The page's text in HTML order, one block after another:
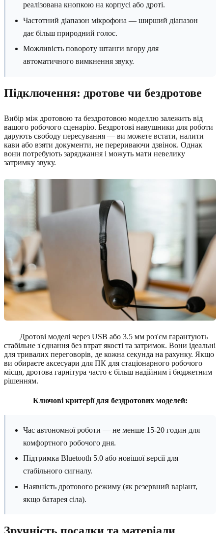
реалізована кнопкою на корпусі або дроті.
Частотний діапазон мікрофона — ширший діапазон
дає більш природний голос.
Можливість повороту штанги вгору для
автоматичного вимкнення звуку.
Підключення: дротове чи бездротове
Вибір між дротовою та бездротовою моделлю залежить від
вашого робочого сценарію. Бездротові навушники для роботи
дарують свободу пересування — ви можете встати, налити
кави або взяти документи, не перериваючи дзвінок. Однак
вони потребують заряджання і можуть мати невелику
затримку звуку.
Дротові моделі через USB або 3.5 мм роз'єм гарантують
стабільне з'єднання без втрат якості та затримок. Вони ідеальні
для тривалих переговорів, де кожна секунда на рахунку. Якщо
ви обираєте аксесуари для ПК для стаціонарного робочого
місця, дротова гарнітура часто є більш надійним і бюджетним
рішенням.
Ключові критерії для бездротових моделей:
Час автономної роботи — не менше 15-20 годин для
комфортного робочого дня.
Підтримка Bluetooth 5.0 або новішої версії для
стабільного сигналу.
Наявність дротового режиму (як резервний варіант,
якщо батарея сіла).